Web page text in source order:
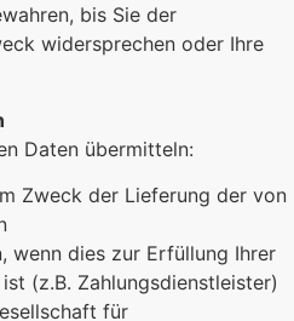
bis Sie der
widersprechen oder Ihre
Daten übermitteln:
Zweck der Lieferung der von
wenn dies zur Erfüllung Ihrer
(z.B. Zahlungsdienstleister)
für